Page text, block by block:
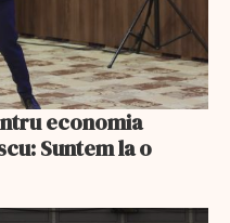
economia
Suntem la o